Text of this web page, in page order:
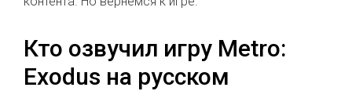
Кто озвучил игру Metro:
Exodus на русском